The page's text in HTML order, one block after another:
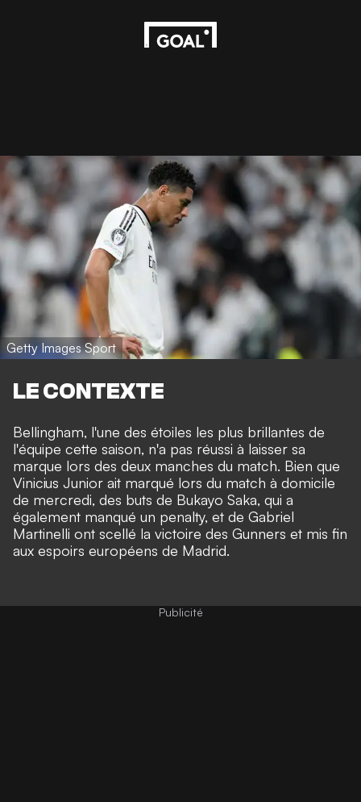
Getty Images Sport
LE CONTEXTE
Bellingham, l'une des étoiles les plus brillantes de
l'équipe cette saison, n'a pas réussi à laisser sa
marque lors des deux manches du match. Bien que
Vinicius Junior ait marqué lors du match à domicile
de mercredi, des buts de Bukayo Saka, qui a
également manqué un penalty, et de Gabriel
Martinelli ont scellé la victoire des Gunners et mis fin
aux espoirs européens de Madrid.